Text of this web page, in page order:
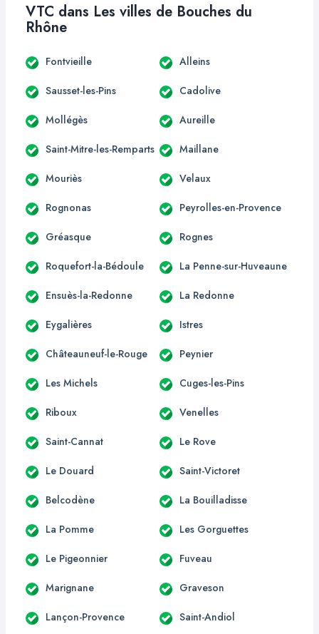
VTC dans Les villes de Bouches du
Rhône
Fontvieille Alleins
Sausset-les-Pins Cadolive
Mollégès Aureille
Saint-Mitre-les-Remparts Maillane
Mouriès Velaux
Rognonas Peyrolles-en-Provence
Gréasque Rognes
Roquefort-la-Bédoule La Penne-sur-Huveaune
Ensuès-la-Redonne La Redonne
Eygalières Istres
Châteauneuf-le-Rouge Peynier
Les Michels Cuges-les-Pins
Riboux Venelles
Saint-Cannat Le Rove
Le Douard Saint-Victoret
Belcodène La Bouilladisse
La Pomme Les Gorguettes
Le Pigeonnier Fuveau
Marignane Graveson
Lançon-Provence Saint-Andiol